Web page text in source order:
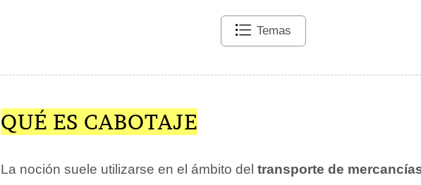
Temas
QUÉ ES CABOTAJE
La noción suele utilizarse en el ámbito del transporte de